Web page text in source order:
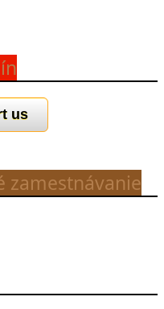
us
zamestnávanie